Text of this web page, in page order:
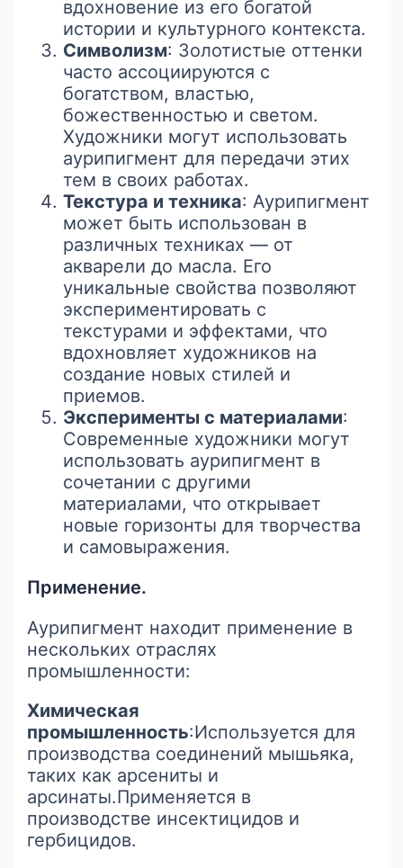
вдохновение из его богатой
истории и культурного контекста.
Символизм: Золотистые оттенки
часто ассоциируются с
богатством, властью,
божественностью и светом.
Художники могут использовать
аурипигмент для передачи этих
тем в своих работах.
Текстура и техника: Аурипигмент
может быть использован в
различных техниках — от
акварели до масла. Его
уникальные свойства позволяют
экспериментировать с
текстурами и эффектами, что
вдохновляет художников на
создание новых стилей и
приемов.
Эксперименты с материалами:
Современные художники могут
использовать аурипигмент в
сочетании с другими
материалами, что открывает
новые горизонты для творчества
и самовыражения.
Применение.
Аурипигмент находит применение в
нескольких отраслях
промышленности:
Химическая
промышленность:Используется для
производства соединений мышьяка,
таких как арсениты и
арсинаты.Применяется в
производстве инсектицидов и
гербицидов.